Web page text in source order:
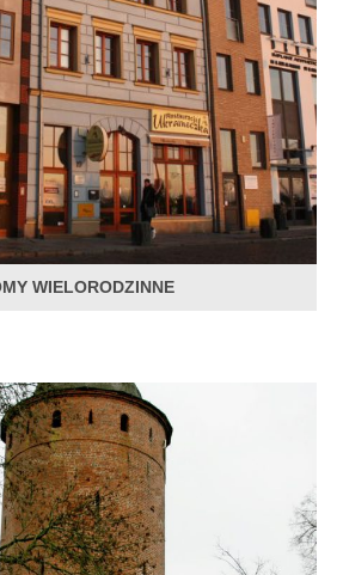
WIELORODZINNE